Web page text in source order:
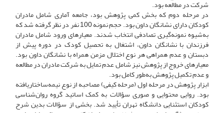
شرکت در مطالعه بود.
در مرحله دوم که بخش کمی پژوهش بود، جامعه آماری شامل مادران
کودکان دارای نشانگان داون بود. حجم نمونه 100 نفر در نظر گرفته شد که
به‌شیوه نمونه‌گیری تصادفی انتخاب شدند. معیارهای ورود شامل مادران
فرزندان با نشانگان داون، اشتغال به تحصیل کودک در دوره پیش از
دبستان و عدم همراهی هر نوع اختلال مزمن همراه با نشانگان داون بود.
معیارهای خروج از پژوهش نیز شامل عدم تمایل به شرکت مادران در مطالعه
و عدم تکمیل پژوهش به‌طور کامل بود.
ابزار پژوهش در مرحله اول (مرحله کیفی) مصاحبه از نوع نیمه‌ساختاریافته
بود. روایی محتوایی و صوری سؤالات به کمک اساتید گروه روان‌شناسی
کودکان استثنایی دانشگاه تهران تأیید شد. بخشی از سؤالات بدین شرح